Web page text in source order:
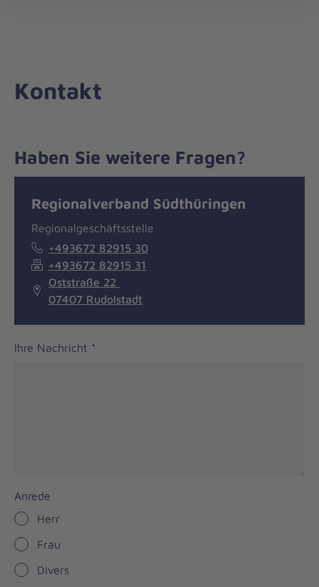
zum
Kontakt
Haben Sie weitere Fragen?
Regionalverband Südthüringen
Regionalgeschäftsstelle
+493672 82915 30
+493672 82915 31
Oststraße 22
07407 Rudolstadt
Ihre Nachricht *
Anrede
Herr
Frau
Divers